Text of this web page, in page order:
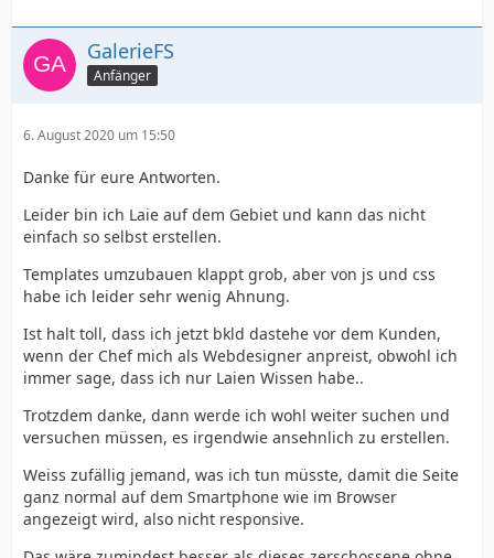
GalerieFS
Anfänger
6. August 2020 um 15:50
Danke für eure Antworten.
Leider bin ich Laie auf dem Gebiet und kann das nicht
einfach so selbst erstellen.
Templates umzubauen klappt grob, aber von js und css
habe ich leider sehr wenig Ahnung.
Ist halt toll, dass ich jetzt bkld dastehe vor dem Kunden,
wenn der Chef mich als Webdesigner anpreist, obwohl ich
immer sage, dass ich nur Laien Wissen habe..
Trotzdem danke, dann werde ich wohl weiter suchen und
versuchen müssen, es irgendwie ansehnlich zu erstellen.
Weiss zufällig jemand, was ich tun müsste, damit die Seite
ganz normal auf dem Smartphone wie im Browser
angezeigt wird, also nicht responsive.